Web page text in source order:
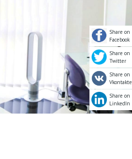
Share on
Facebook
Share on
Twitter
Share on
Vkontakte
Share on
LinkedIn